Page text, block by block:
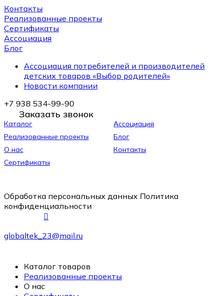
Контакты
Реализованные проекты
Сертификаты
Ассоциация
Блог
Ассоциация потребителей и производителей
детских товаров «Выбор родителей»
Новости компании
+7 938 534-99-90
Заказать звонок
Каталог
Ассоциация
Реализованные проекты
Блог
О нас
Контакты
Сертификаты
Обработка персональных данных Политика
конфиденциальности
globaltek_23@mail.ru
Каталог товаров
Реализованные проекты
О нас